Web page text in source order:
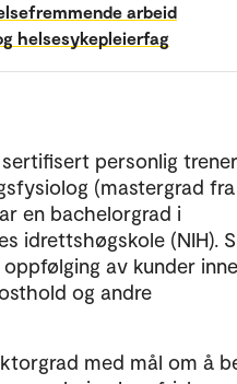
arbeid
helsesykepleierfag
personlig
(mastergrad fra
en bachelorgrad i
idrettshøgskole (NIH).
av kunder
og andre
med mål om å